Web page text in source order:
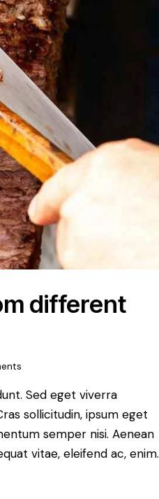
different
Sed eget viverra
sollicitudin, ipsum eget
semper nisi. Aenean
vitae, eleifend ac, enim.